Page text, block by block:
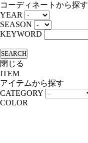
コーディネートから探す
YEAR
SEASON
KEYWORD
SEARCH
閉じる
ITEM
アイテムから探す
CATEGORY
COLOR